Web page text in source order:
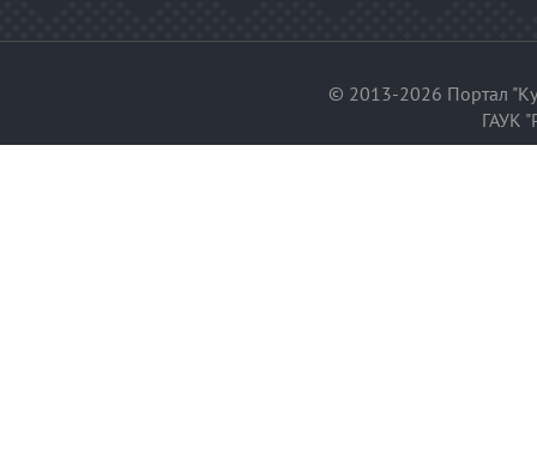
© 2013-2026 Портал
ГАУК